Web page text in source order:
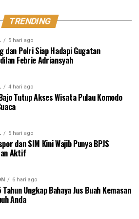
TRENDING
5 hari ago
dan Polri Siap Hadapi Gugatan
Febrie Adriansyah
4 hari ago
Tutup Akses Wisata Pulau Komodo
5 hari ago
dan SIM Kini Wajib Punya BPJS
Aktif
6 hari ago
Ungkap Bahaya Jus Buah Kemasan
Anda